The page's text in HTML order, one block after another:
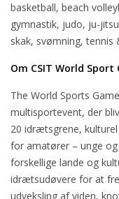
basketball, beach
gymnastik, judo, ju-
skak, svømning, tennis
Om CSIT World Sport
The World Sports
multisportevent, der
20 idrætsgrene,
for amatører – unge
forskellige lande og
idrætsudøvere for at
udveksling af viden,